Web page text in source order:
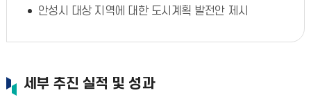
안성시 대상 지역에 대한 도시계획 발전안 제시
세부 추진 실적 및 성과